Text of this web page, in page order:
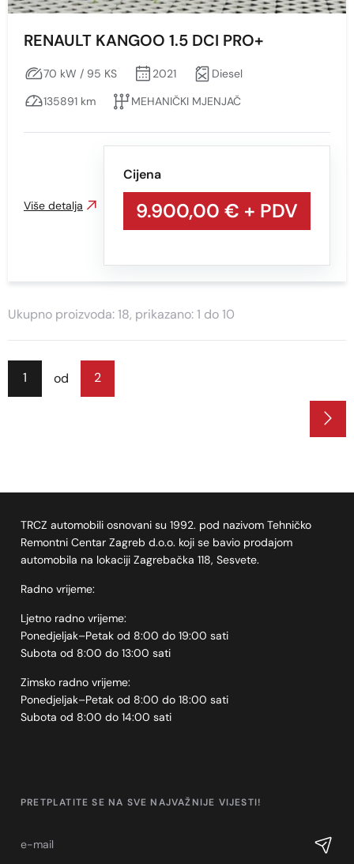
RENAULT KANGOO 1.5 DCI PRO+
70 kW / 95 KS 2021
Diesel
135891 km
MEHANIČKI MJENJAČ
Cijena
9.900,00 € + PDV
Više detalja
Ukupno proizvoda: 18, prikazano: 1 do 10
1 od 2
TRCZ automobili osnovani su 1992. pod nazivom Tehničko
Remontni Centar Zagreb d.o.o. koji se bavio prodajom
automobila na lokaciji Zagrebačka 118, Sesvete.
Radno vrijeme:
Ljetno radno vrijeme:
Ponedjeljak–Petak od 8:00 do 19:00 sati
Subota od 8:00 do 13:00 sati
Zimsko radno vrijeme:
Ponedjeljak–Petak od 8:00 do 18:00 sati
Subota od 8:00 do 14:00 sati
PRETPLATITE SE NA SVE NAJVAŽNIJE VIJESTI!